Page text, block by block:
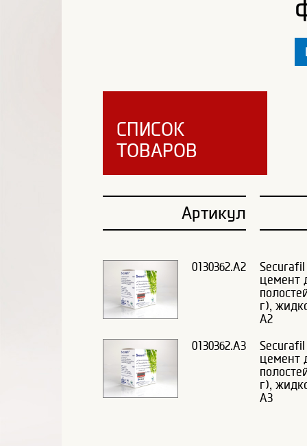
СПИСОК
ТОВАРОВ
Артикул
0130362.A2
цемент
г),
А2
0130362.А3
цемент
г),
А3